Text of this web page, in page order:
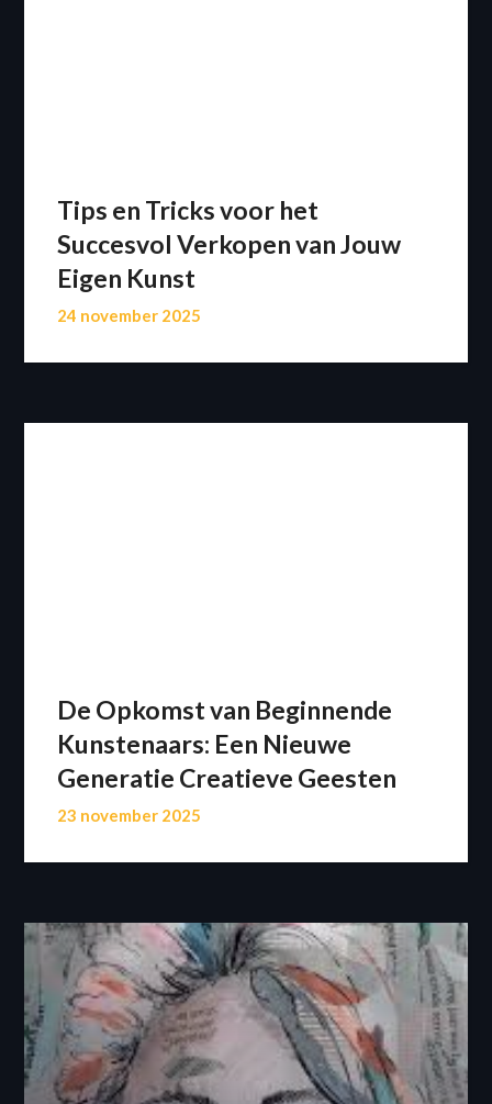
Tips en Tricks voor het
Succesvol Verkopen van Jouw
Eigen Kunst
24 november 2025
De Opkomst van Beginnende
Kunstenaars: Een Nieuwe
Generatie Creatieve Geesten
23 november 2025